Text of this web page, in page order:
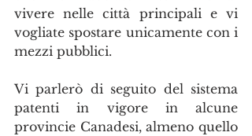
vivere nelle città principali e vi
vogliate spostare unicamente con i
mezzi pubblici.
Vi parlerò di seguito del sistema
patenti in vigore in alcune
provincie Canadesi, almeno quello